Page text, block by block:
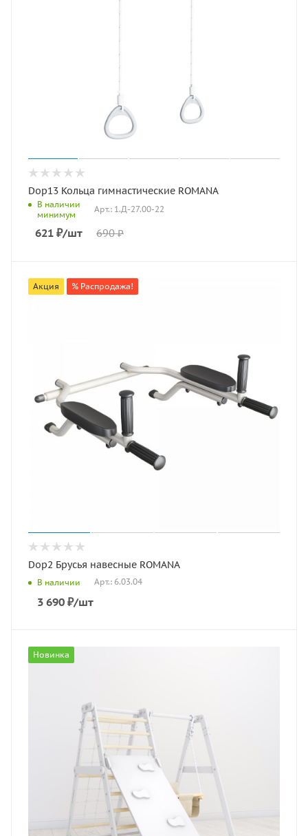
Dop13 Кольца гимнастические ROMANA
В наличии
минимум
Арт.: 1.Д-27.00-22
621 ₽/шт 690₽
Акция % Распродажа!
Dop2 Брусья навесные ROMANA
В наличии Арт.: 6.03.04
3 690 ₽/шт
Новинка